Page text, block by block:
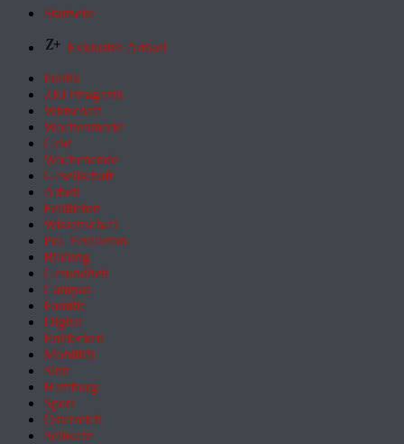
Startseite
Exklusive Artikel
Politik
ZEITmagazin
Wirtschaft
Wochenmarkt
Geld
Wochenende
Gesellschaft
Arbeit
Feuilleton
Wissenschaft
Pol. Feuilleton
Bildung
Gesundheit
Campus
Familie
Digital
Entdecken
Mobilität
Sinn
Hamburg
Sport
Österreich
Schweiz